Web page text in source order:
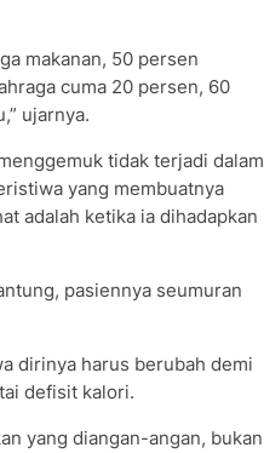
makanan, 50 persen
cuma 20 persen, 60
ujarnya.
tidak terjadi dalam
yang membuatnya
adalah ketika ia dihadapkan
pasiennya seumuran
dirinya harus berubah demi
defisit kalori.
yang diangan-angan, bukan